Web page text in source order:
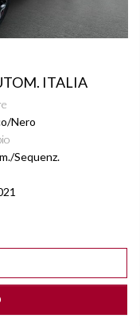
ITALIA
Nero
Sequenz.